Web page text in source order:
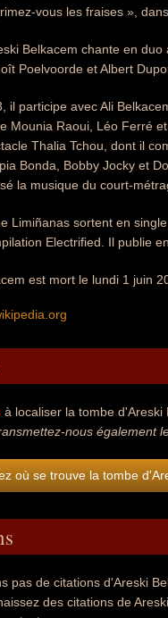
vous les fraises »,
Belkacem chante en
Poelvoorde et Albert
il participe avec Ali
Mounia Raoui, Léo Ferré
Thalia Tchou, dont il
Bonda, Bobby Jocky et
la musique du court-
Limiñanas sortent en
Electrified. Il publie
est mort le lundi 1 juin
à localiser la tombe d'Areski
nous également
où se trouve la tombe
pas de citations d'Areski
des citations de